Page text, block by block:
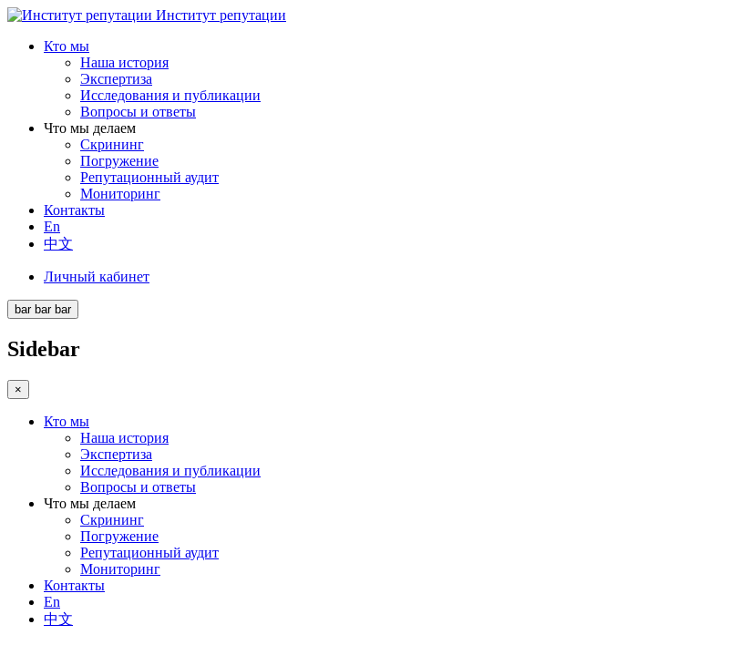
Институт репутации
Кто мы
Наша история
Экспертиза
Исследования и публикации
Вопросы и ответы
Что мы делаем
Скрининг
Погружение
Репутационный аудит
Мониторинг
Контакты
En
中文
Личный кабинет
bar bar bar
Sidebar
×
Кто мы
Наша история
Экспертиза
Исследования и публикации
Вопросы и ответы
Что мы делаем
Скрининг
Погружение
Репутационный аудит
Мониторинг
Контакты
En
中文